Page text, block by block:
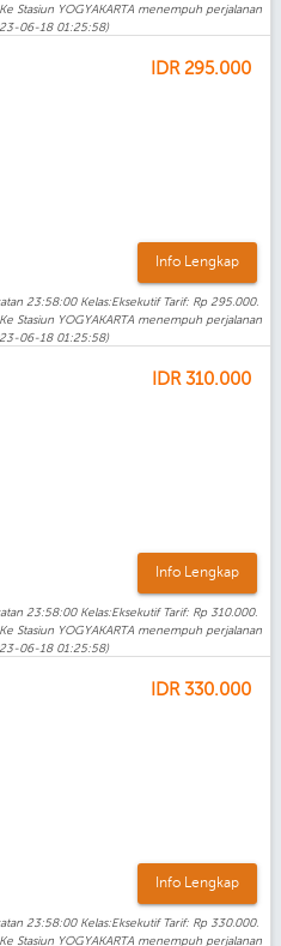
Stasiun YOGYAKARTA menempuh perjalanan
06-18 01:25:58)
IDR 295.000
Info Lengkap
23:58:00 Kelas:Eksekutif Tarif: Rp 295.000.
Stasiun YOGYAKARTA menempuh perjalanan
06-18 01:25:58)
IDR 310.000
Info Lengkap
23:58:00 Kelas:Eksekutif Tarif: Rp 310.000.
Stasiun YOGYAKARTA menempuh perjalanan
06-18 01:25:58)
IDR 330.000
Info Lengkap
23:58:00 Kelas:Eksekutif Tarif: Rp 330.000.
Stasiun YOGYAKARTA menempuh perjalanan